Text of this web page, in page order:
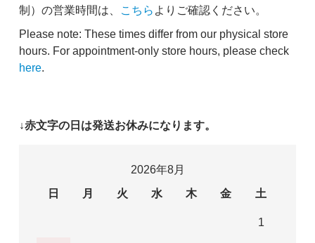
制）の営業時間は、
こちら よりご確認ください。
Please note: These times differ from our physical store
hours. For appointment-only store hours, please check
here.
↓赤文字の日は発送お休みになります。
2026年8月
日
月 火 水 木 金 土
1